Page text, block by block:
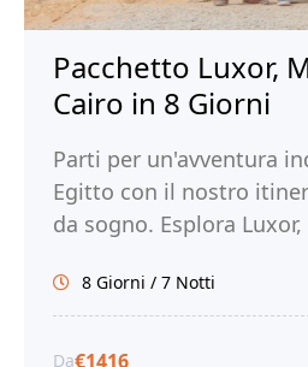
Pacchetto Luxor,
Cairo in 8 Giorni
Parti per un'avventura
Egitto con il nostro
da sogno. Esplora
8 Giorni / 7 Notti
Da€1416